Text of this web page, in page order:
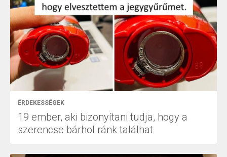
ÉRDEKESSÉGEK
19 ember, aki bizonyítani tudja, hogy a
szerencse bárhol ránk találhat